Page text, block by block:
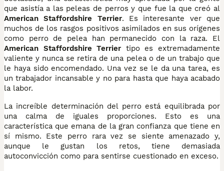
que asistía a las peleas de perros y que fue la que creó al
American Staffordshire Terrier. Es interesante ver que
muchos de los rasgos positivos asimilados en sus orígenes
como perro de pelea han permanecido con la raza. El
American Staffordshire Terrier tipo es extremadamente
valiente y nunca se retira de una pelea o de un trabajo que
le haya sido encomendado. Una vez se le da una tarea, es
un trabajador incansable y no para hasta que haya acabado
la labor.
La increíble determinación del perro está equilibrada por
una calma de iguales proporciones. Esto es una
característica que emana de la gran confianza que tiene en
sí mismo. Este perro rara vez se siente amenazado y,
aunque le gustan los retos, tiene demasiada
autoconvicción como para sentirse cuestionado en exceso.